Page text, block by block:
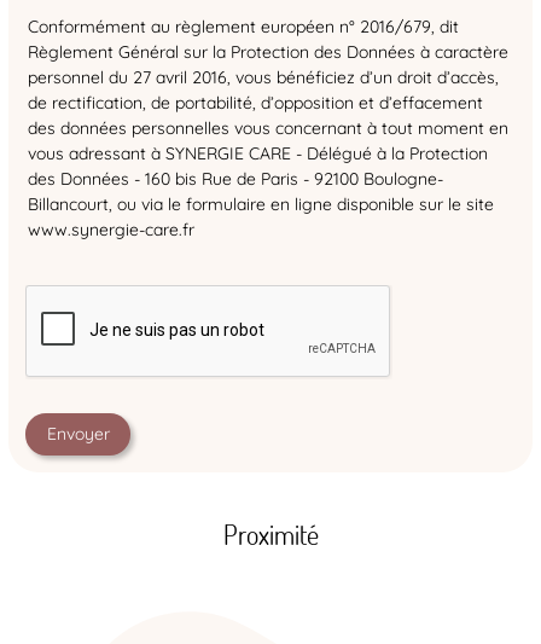
Conformément au règlement européen n° 2016/679, dit
Règlement Général sur la Protection des Données à caractère
personnel du 27 avril 2016, vous bénéficiez d’un droit d’accès,
de rectification, de portabilité, d’opposition et d’effacement
des données personnelles vous concernant à tout moment en
vous adressant à SYNERGIE CARE - Délégué à la Protection
des Données - 160 bis Rue de Paris - 92100 Boulogne-
Billancourt, ou via le formulaire en ligne disponible sur le site
www.synergie-care.fr
Proximité